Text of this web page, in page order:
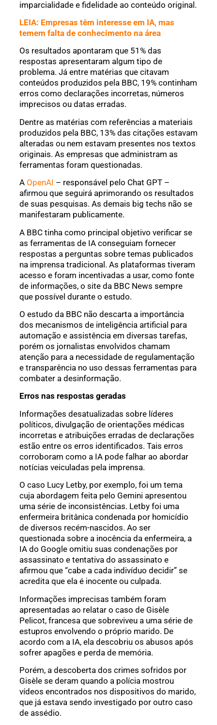
imparcialidade e fidelidade ao conteúdo original.
LEIA: Empresas têm interesse em IA, mas
temem falta de conhecimento na área
Os resultados apontaram que 51% das
respostas apresentaram algum tipo de
problema. Já entre matérias que citavam
conteúdos produzidos pela BBC, 19% continham
erros como declarações incorretas, números
imprecisos ou datas erradas.
Dentre as matérias com referências a materiais
produzidos pela BBC, 13% das citações estavam
alteradas ou nem estavam presentes nos textos
originais. As empresas que administram as
ferramentas foram questionadas.
A OpenAI – responsável pelo Chat GPT –
afirmou que seguirá aprimorando os resultados
de suas pesquisas. As demais big techs não se
manifestaram publicamente.
A BBC tinha como principal objetivo verificar se
as ferramentas de IA conseguiam fornecer
respostas a perguntas sobre temas publicados
na imprensa tradicional. As plataformas tiveram
acesso e foram incentivadas a usar, como fonte
de informações, o site da BBC News sempre
que possível durante o estudo.
O estudo da BBC não descarta a importância
dos mecanismos de inteligência artificial para
automação e assistência em diversas tarefas,
porém os jornalistas envolvidos chamam
atenção para a necessidade de regulamentação
e transparência no uso dessas ferramentas para
combater a desinformação.
Erros nas respostas geradas
Informações desatualizadas sobre líderes
políticos, divulgação de orientações médicas
incorretas e atribuições erradas de declarações
estão entre os erros identificados. Tais erros
corroboram como a IA pode falhar ao abordar
notícias veiculadas pela imprensa.
O caso Lucy Letby, por exemplo, foi um tema
cuja abordagem feita pelo Gemini apresentou
uma série de inconsistências. Letby foi uma
enfermeira britânica condenada por homicídio
de diversos recém-nascidos. Ao ser
questionada sobre a inocência da enfermeira, a
IA do Google omitiu suas condenações por
assassinato e tentativa do assassinato e
afirmou que “cabe a cada indivíduo decidir” se
acredita que ela é inocente ou culpada.
Informações imprecisas também foram
apresentadas ao relatar o caso de Gisèle
Pelicot, francesa que sobreviveu a uma série de
estupros envolvendo o próprio marido. De
acordo com a IA, ela descobriu os abusos após
sofrer apagões e perda de memória.
Porém, a descoberta dos crimes sofridos por
Gisèle se deram quando a polícia mostrou
vídeos encontrados nos dispositivos do marido,
que já estava sendo investigado por outro caso
de assédio.